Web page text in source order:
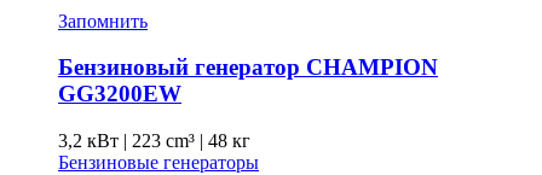
Запомнить
Бензиновый генератор CHAMPION
GG3200EW
3,2 кВт | 223 cm³ | 48 кг
Бензиновые генераторы